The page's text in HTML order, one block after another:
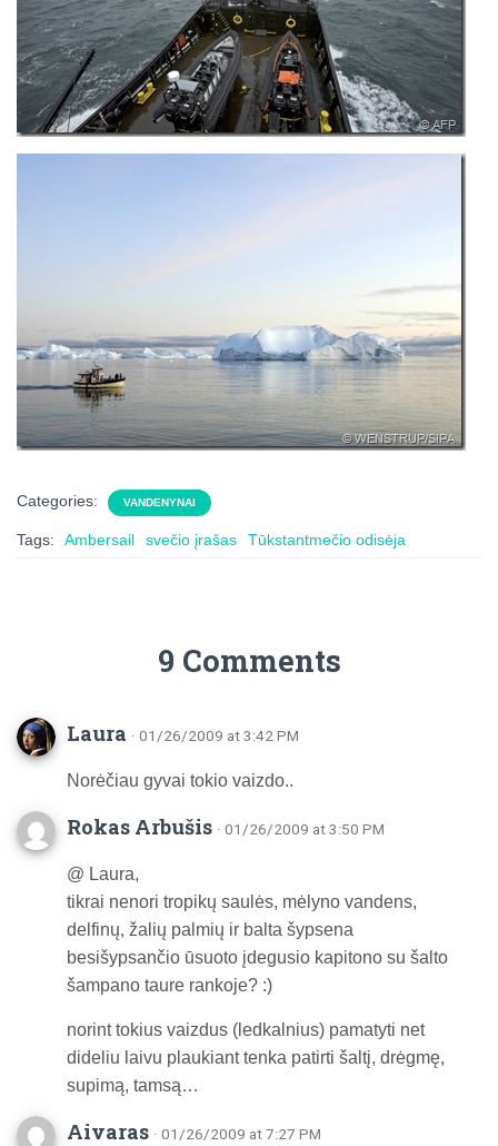
Categories: VANDENYNAI
Tags: Ambersail svečio įrašas Tūkstantmečio odisėja
9 Comments
Laura · 01/26/2009 at 3:42 PM
Norėčiau gyvai tokio vaizdo..
Rokas Arbušis · 01/26/2009 at 3:50 PM
@ Laura,
tikrai nenori tropikų saulės, mėlyno vandens,
delfinų, žalių palmių ir balta šypsena
besišypsančio ūsuoto įdegusio kapitono su šalto
šampano taure rankoje? :)
norint tokius vaizdus (ledkalnius) pamatyti net
dideliu laivu plaukiant tenka patirti šaltį, drėgmę,
supimą, tamsą…
Aivaras · 01/26/2009 at 7:27 PM